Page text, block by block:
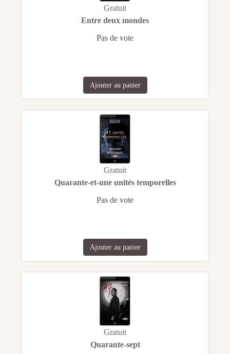
Gratuit
Entre deux mondes
Pas de vote
Ajouter au panier
Gratuit
Quarante-et-une unités temporelles
Pas de vote
Ajouter au panier
Gratuit
Quarante-sept